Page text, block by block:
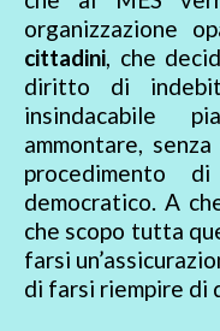
organizzazione
cittadini, che
diritto di
insindacabile
ammontare,
procedimento
democratico. A
che scopo tutta
farsi
di farsi riempire di